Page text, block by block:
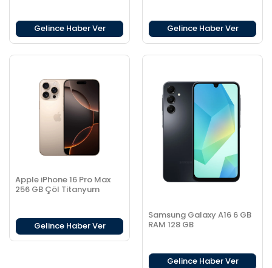
Gelince Haber Ver Gelince Haber Ver
Apple iPhone 16 Pro Max
256 GB Çöl Titanyum
Gelince Haber Ver
Samsung Galaxy A16 6 GB
RAM 128 GB
Gelince Haber Ver